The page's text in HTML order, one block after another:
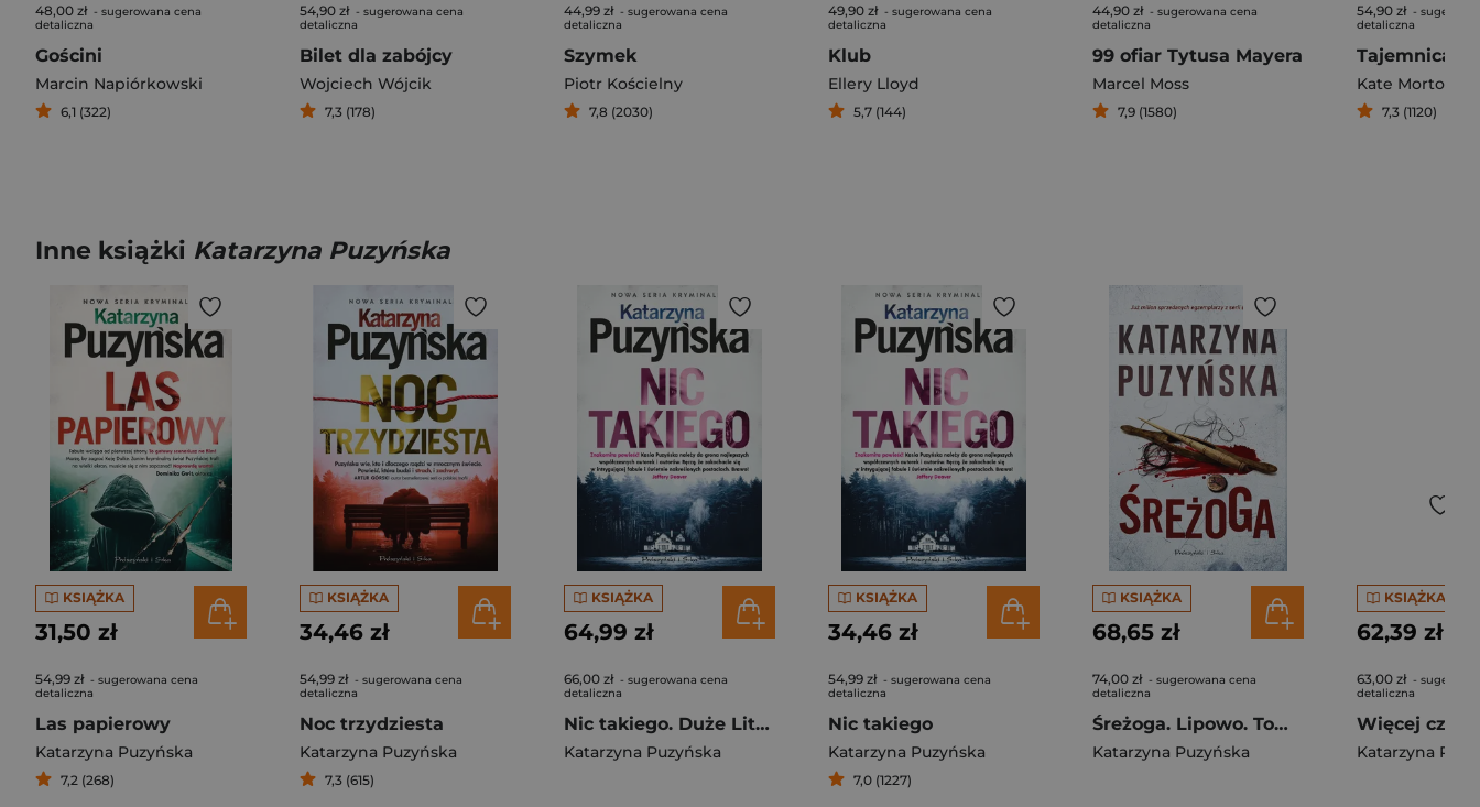
48,00 zł - sugerowana cena
detaliczna
Gościni
Marcin Napiórkowski
6,1 (322)
54,90 zł - sugerowana cena
detaliczna
Bilet dla zabójcy
Wojciech Wójcik
7,3 (178)
44,99 zł - sugerowana cena
detaliczna
Szymek
Piotr Kościelny
7,8 (2030)
49,90 zł - sugerowana cena
detaliczna
Klub
Ellery Lloyd
5,7 (144)
44,90 zł - sugerowana cena
detaliczna
99 ofiar Tytusa Mayera
Marcel Moss
7,9 (1580)
54,90 zł -
detaliczna
Kate Morton
7,3 (1120)
Inne książki Katarzyna Puzyńska
KSIĄŻKA
31,50 zł
54,99 zł - sugerowana cena
detaliczna
Las papierowy
Katarzyna Puzyńska
7,2 (268)
KSIĄŻKA
34,46 zł
54,99 zł - sugerowana cena
detaliczna
Noc trzydziesta
Katarzyna Puzyńska
7,3 (615)
KSIĄŻKA
64,99 zł
66,00 zł - sugerowana cena
detaliczna
Nic takiego. Duże Litery
Katarzyna Puzyńska
KSIĄŻKA
34,46 zł
54,99 zł - sugerowana cena
detaliczna
Nic takiego
Katarzyna Puzyńska
7,0 (1227)
KSIĄŻKA
68,65 zł
74,00 zł - sugerowana cena
detaliczna
Śreżoga. Lipowo. Tom 12 (Duże litery)
Katarzyna Puzyńska
KSIĄŻKA
62,39 zł
63,00 zł -
detaliczna
Katarzyna